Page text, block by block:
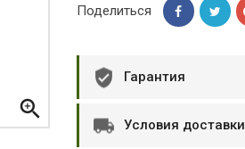
Тимур B.Д.

Поделиться
Гарантия
Условия доставки